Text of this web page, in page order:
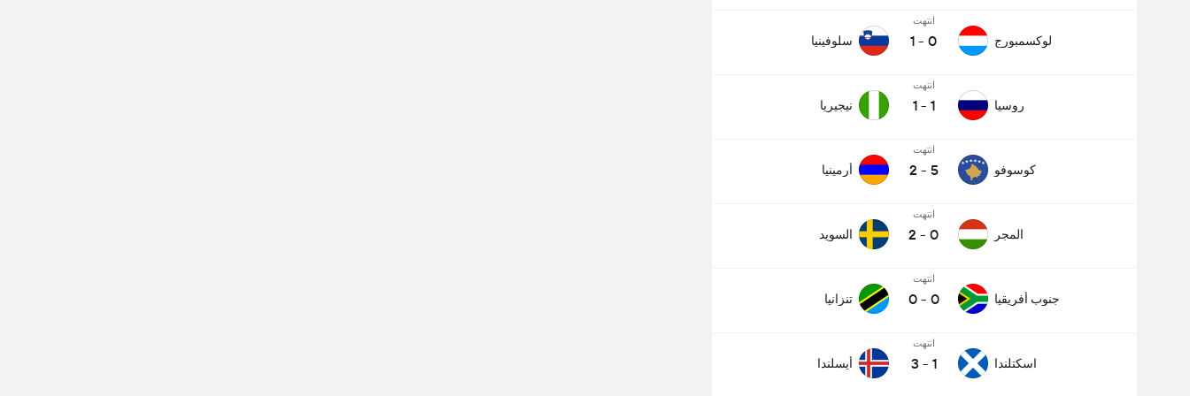
لوكسمبورج
انتهت
0
-
1 سلوفينيا
روسيا
انتهت
1
-
1 نيجيريا
كوسوفو
انتهت
5
-
2 أرمينيا
المجر
انتهت
0
-
2 السويد
جنوب أفريقيا
انتهت
0
-
0 تنزانيا
اسكتلندا
انتهت
1
-
3 أيسلندا